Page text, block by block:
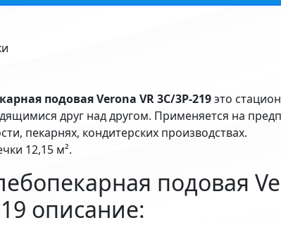
подовая Verona VR 3C/3P-219это
друг над другом. Применяется на
пекарнях, кондитерских производствах.
12,15 м².
подовая
описание: